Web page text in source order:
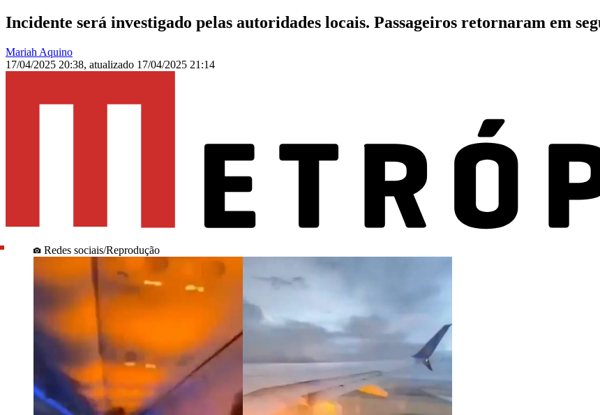
Incidente será investigado pelas autoridades locais. Passageiros retornaram em
Mariah Aquino
17/04/2025 20:38, atualizado 17/04/2025 21:14
Redes sociais/Reprodução